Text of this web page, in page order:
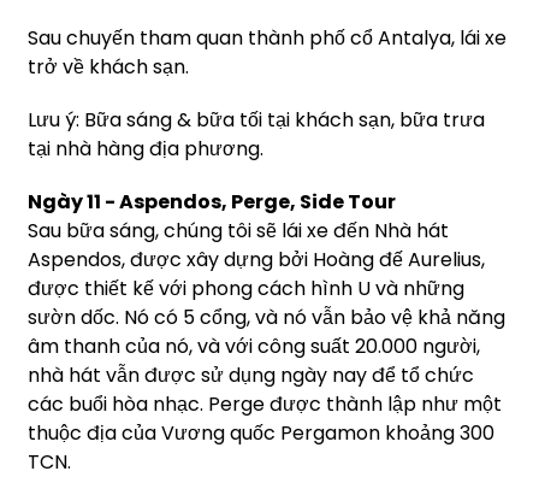
Sau chuyến tham quan thành phố cổ Antalya, lái xe
trở về khách sạn.
Lưu ý: Bữa sáng & bữa tối tại khách sạn, bữa trưa
tại nhà hàng địa phương.
Ngày 11 - Aspendos, Perge, Side Tour
Sau bữa sáng, chúng tôi sẽ lái xe đến Nhà hát
Aspendos, được xây dựng bởi Hoàng đế Aurelius,
được thiết kế với phong cách hình U và những
sườn dốc. Nó có 5 cổng, và nó vẫn bảo vệ khả năng
âm thanh của nó, và với công suất 20.000 người,
nhà hát vẫn được sử dụng ngày nay để tổ chức
các buổi hòa nhạc. Perge được thành lập như một
thuộc địa của Vương quốc Pergamon khoảng 300
TCN.